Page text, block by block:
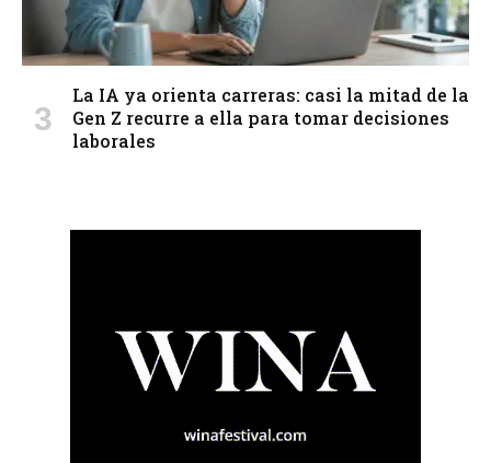
La IA ya orienta carreras: casi la mitad de la
Gen Z recurre a ella para tomar decisiones
laborales